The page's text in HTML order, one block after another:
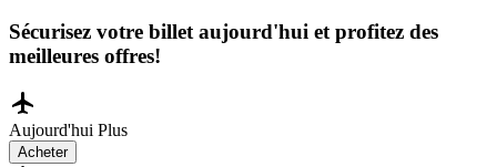
Sécurisez votre billet aujourd'hui et profitez des
meilleures offres!
Aujourd'hui Plus
Acheter